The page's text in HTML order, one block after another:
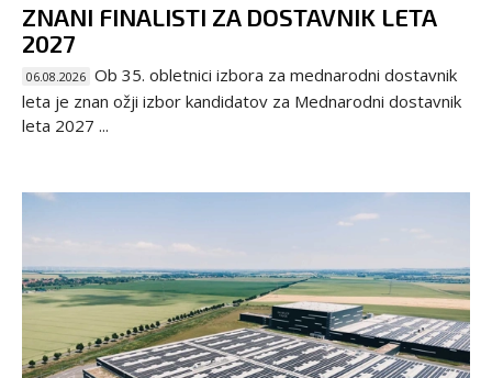
ZNANI FINALISTI ZA DOSTAVNIK LETA
2027
06.08.2026 Ob 35. obletnici izbora za mednarodni dostavnik
leta je znan ožji izbor kandidatov za Mednarodni dostavnik
leta 2027 ...